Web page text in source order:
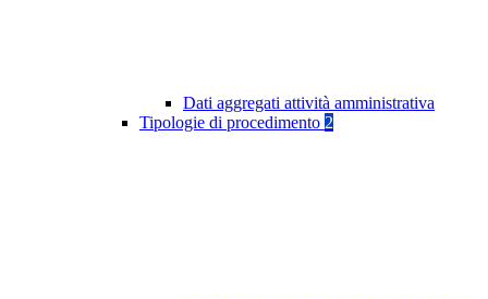
Dati aggregati attività amministrativa
Tipologie di procedimento 2